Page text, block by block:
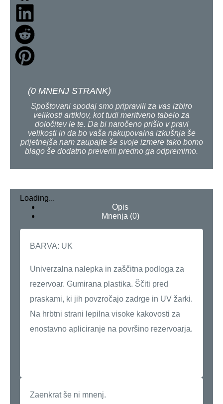
(0 MNENJ STRANK)
Spoštovani spodaj smo pripravili za vas izbiro
velikosti artiklov, kot tudi meritveno tabelo za
določitev le te. Da bi naročeno prišlo v pravi
velikosti in da bo vaša nakupovalna izkušnja še
prijetnejša nam zaupajte še svoje izmere tako bomo
blago še dodatno preverili predno ga odpremimo.
Loading...
Opis
Mnenja (0)
BARVA: UK
Univerzalna nalepka in zaščitna podloga za
rezervoar. Gumirana plastika. Ščiti pred
praskami, ki jih povzročajo zadrge in UV žarki.
Na hrbtni strani lepilna visoke kakovosti za
enostavno apliciranje na površino rezervoarja.
Zaenkrat še ni mnenj.